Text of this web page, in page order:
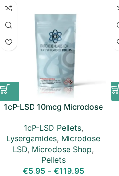
1cP-LSD 10mcg Microdose
1cP-LSD Pellets,
Lysergamides, Microdose
LSD, Microdose Shop,
Pellets
€5.95 – €119.95